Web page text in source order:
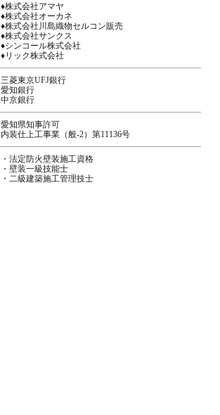
♦株式会社アマヤ
♦株式会社オーカネ
♦株式会社川島織物セルコン販売
♦株式会社サンクス
♦シンコール株式会社
♦リック株式会社
三菱東京UFJ銀行
愛知銀行
中京銀行
愛知県知事許可
内装仕上工事業（般-2）第11136号
・法定防火壁装施工資格
・壁装一級技能士
・二級建築施工管理技士